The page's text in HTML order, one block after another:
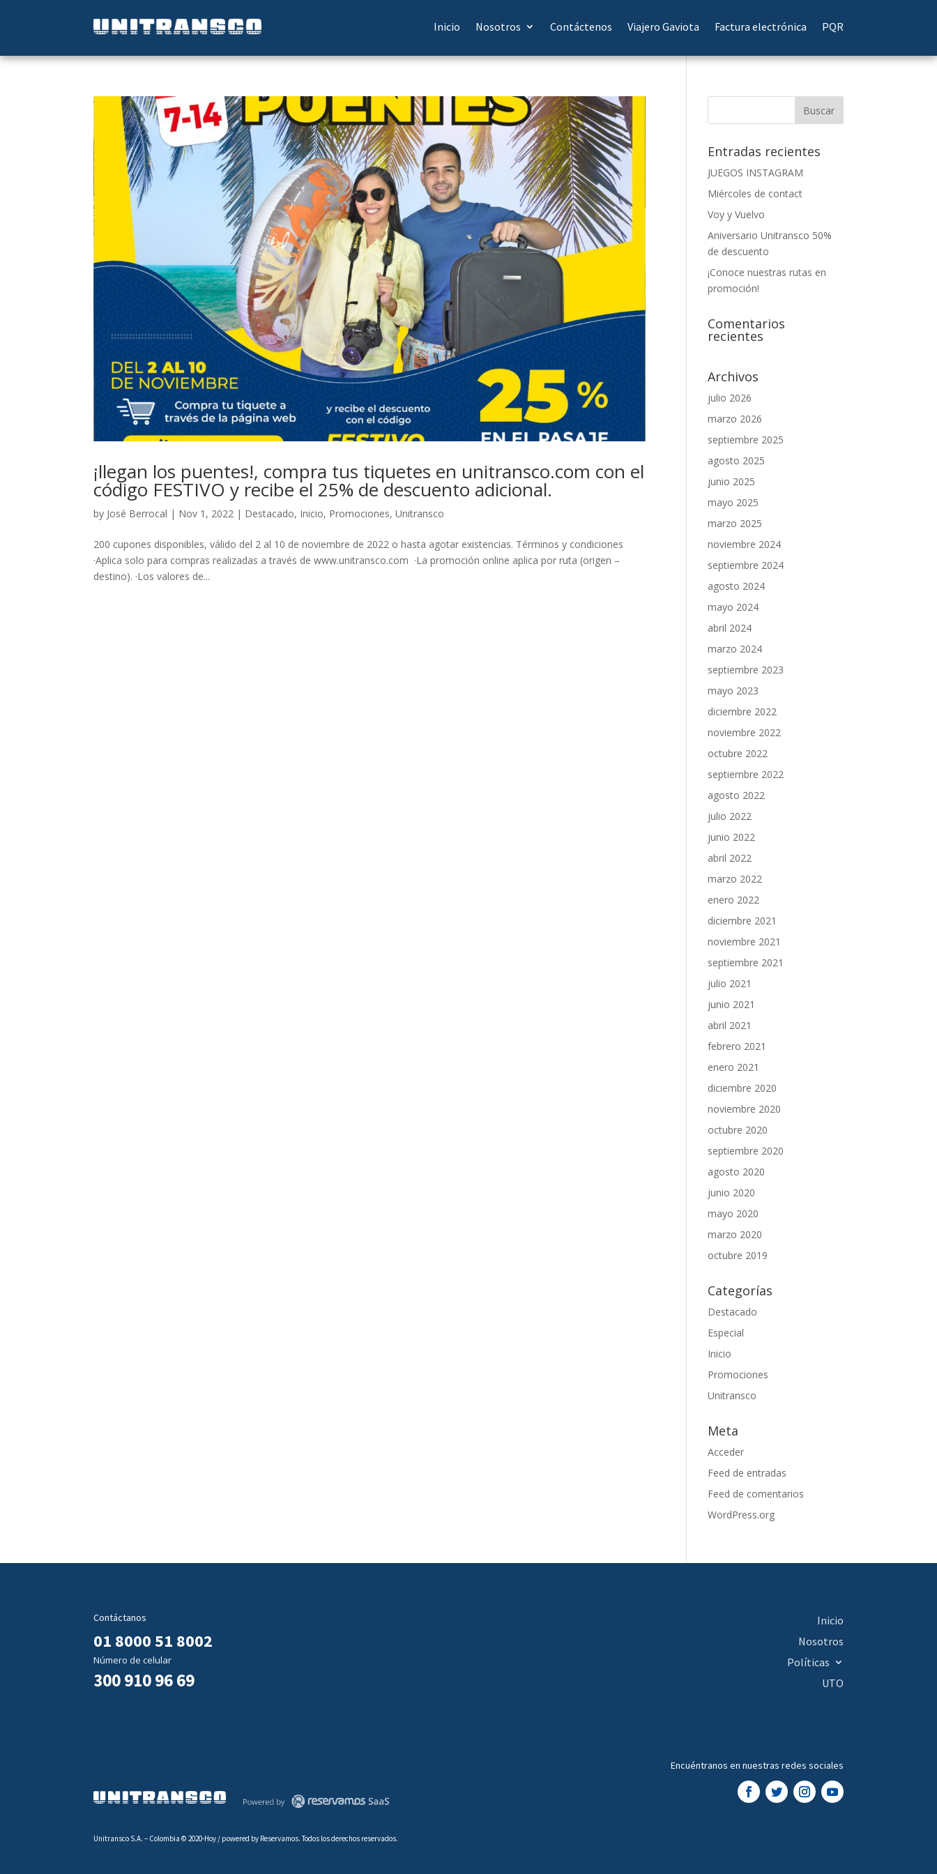
Inicio Nosotros Contáctenos Viajero Gaviota Factura electrónica PQR
¡llegan los puentes!, compra tus tiquetes en unitransco.com con el
código FESTIVO y recibe el 25% de descuento adicional.
by José Berrocal | Nov 1, 2022 | Destacado, Inicio, Promociones,Unitransco
200 cupones disponibles, válido del 2 al 10 de noviembre de 2022 o hasta agotar existencias. Términos y condiciones
·Aplica solo para compras realizadas a través de www.unitransco.com ·La promoción online aplica por ruta (origen –
destino). ·Los valores de...
Entradas recientes
JUEGOS INSTAGRAM
Miércoles de contact
Voy y Vuelvo
Aniversario Unitransco 50%
de descuento
¡Conoce nuestras rutas en
promoción!
Comentarios
recientes
Archivos
julio 2026
marzo 2026
septiembre 2025
agosto 2025
junio 2025
mayo 2025
marzo 2025
noviembre 2024
septiembre 2024
agosto 2024
mayo 2024
abril 2024
marzo 2024
septiembre 2023
mayo 2023
diciembre 2022
noviembre 2022
octubre 2022
septiembre 2022
agosto 2022
julio 2022
junio 2022
abril 2022
marzo 2022
enero 2022
diciembre 2021
noviembre 2021
septiembre 2021
julio 2021
junio 2021
abril 2021
febrero 2021
enero 2021
diciembre 2020
noviembre 2020
octubre 2020
septiembre 2020
agosto 2020
junio 2020
mayo 2020
marzo 2020
octubre 2019
Categorías
Destacado
Especial
Inicio
Promociones
Unitransco
Meta
Acceder
Feed de entradas
Feed de comentarios
WordPress.org
Contáctanos
01 8000 51 8002
Número de celular
300 910 96 69
Inicio
Nosotros
Políticas
UTO
Encuéntranos en nuestras redes sociales
Unitransco S.A. – Colombia © 2020-Hoy / powered by Reservamos. Todos los derechos reservados.